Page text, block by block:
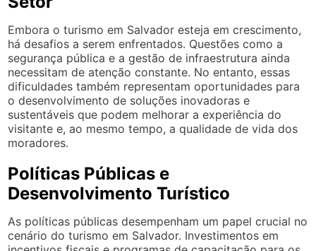
Embora o turismo em Salvador esteja em crescimento,
há desafios a serem enfrentados. Questões como a
segurança pública e a gestão de infraestrutura ainda
necessitam de atenção constante. No entanto, essas
dificuldades também representam oportunidades para
o desenvolvimento de soluções inovadoras e
sustentáveis que podem melhorar a experiência do
visitante e, ao mesmo tempo, a qualidade de vida dos
moradores.
Políticas Públicas e
Desenvolvimento Turístico
As políticas públicas desempenham um papel crucial no
cenário do turismo em Salvador. Investimentos em